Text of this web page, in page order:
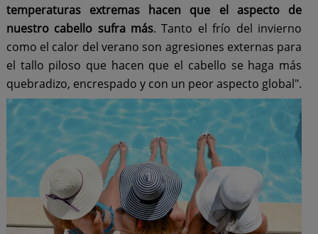
temperaturas extremas hacen que el aspecto de
nuestro cabello sufra más. Tanto el frío del invierno
como el calor del verano son agresiones externas para
el tallo piloso que hacen que el cabello se haga más
quebradizo, encrespado y con un peor aspecto global".